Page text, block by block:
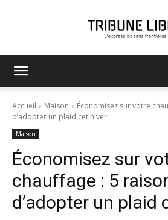
Accueil Maison
Économisez sur votre
d’adopter un plaid cet hiver
Maison
Économisez sur
chauffage : 5
d’adopter un plaid